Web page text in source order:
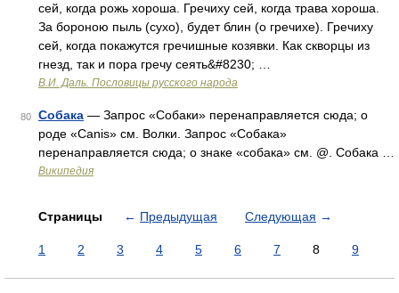
сей, когда рожь хороша. Гречиху сей, когда трава хороша.
За бороною пыль (сухо), будет блин (о гречихе). Гречиху
сей, когда покажутся гречишные козявки. Как скворцы из
гнезд, так и пора гречу сеять&#8230; …
В.И. Даль. Пословицы русского народа
80 Собака — Запрос «Собаки» перенаправляется сюда; о
роде «Canis» см. Волки. Запрос «Собака»
перенаправляется сюда; о знаке «собака» см. @. Собака …
Википедия
Страницы ← Предыдущая Следующая →
1 2 3 4 5 6 7 8 9